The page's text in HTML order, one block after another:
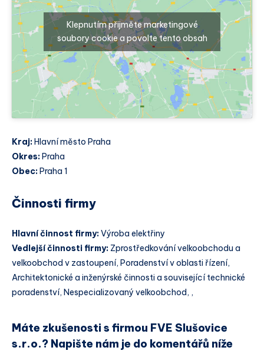
Klepnutím přijměte marketingové
soubory cookie a povolte tento obsah
Kraj: Hlavní město Praha
Okres: Praha
Obec: Praha 1
Činnosti firmy
Hlavní činnost firmy:Výroba elektřiny
Vedlejší činnosti firmy: Zprostředkování velkoobchodu a
velkoobchod v zastoupení, Poradenství v oblasti řízení,
Architektonické a inženýrské činnosti a související technické
poradenství, Nespecializovaný velkoobchod, ,
Máte zkušenosti s firmou FVE Slušovice
s.r.o.? Napište nám je do komentářů níže